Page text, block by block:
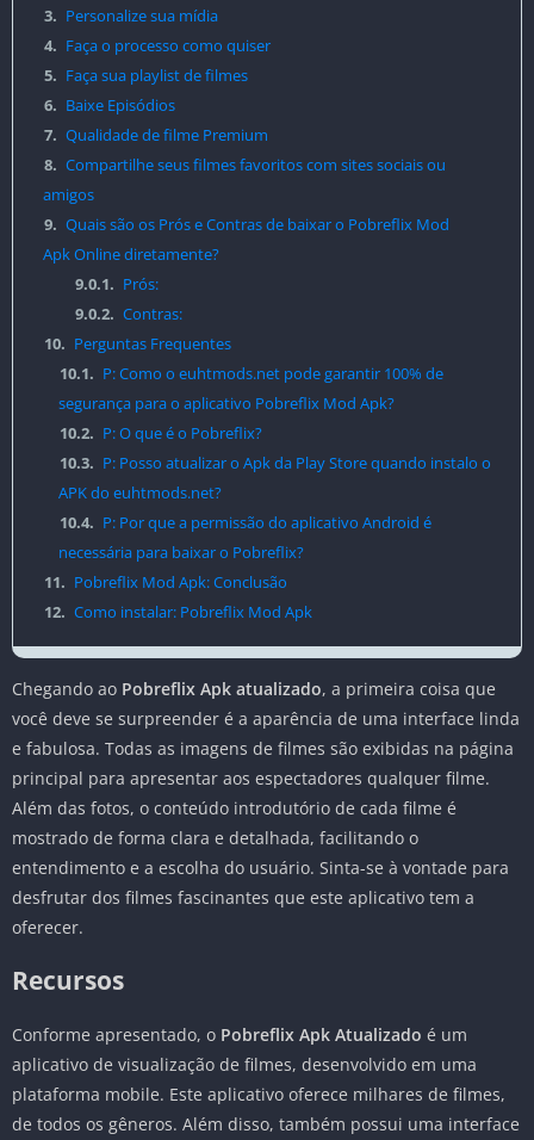
3. Personalize sua mídia
4. Faça o processo como quiser
5. Faça sua playlist de filmes
6. Baixe Episódios
7. Qualidade de filme Premium
8. Compartilhe seus filmes favoritos com sites sociais ou
amigos
9. Quais são os Prós e Contras de baixar o Pobreflix Mod
Apk Online diretamente?
9.0.1. Prós:
9.0.2. Contras:
10. Perguntas Frequentes
10.1. P: Como o euhtmods.net pode garantir 100% de
segurança para o aplicativo Pobreflix Mod Apk?
10.2. P: O que é o Pobreflix?
10.3. P: Posso atualizar o Apk da Play Store quando instalo o
APK do euhtmods.net?
10.4. P: Por que a permissão do aplicativo Android é
necessária para baixar o Pobreflix?
11. Pobreflix Mod Apk: Conclusão
12. Como instalar: Pobreflix Mod Apk
Chegando ao Pobreflix Apk atualizado, a primeira coisa que
você deve se surpreender é a aparência de uma interface linda
e fabulosa. Todas as imagens de filmes são exibidas na página
principal para apresentar aos espectadores qualquer filme.
Além das fotos, o conteúdo introdutório de cada filme é
mostrado de forma clara e detalhada, facilitando o
entendimento e a escolha do usuário. Sinta-se à vontade para
desfrutar dos filmes fascinantes que este aplicativo tem a
oferecer.
Recursos
Conforme apresentado, o Pobreflix Apk Atualizado é um
aplicativo de visualização de filmes, desenvolvido em uma
plataforma mobile. Este aplicativo oferece milhares de filmes,
de todos os gêneros. Além disso, também possui uma interface